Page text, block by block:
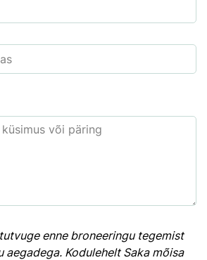
enne broneeringu tegemist
aegadega. Kodulehelt Saka mõisa